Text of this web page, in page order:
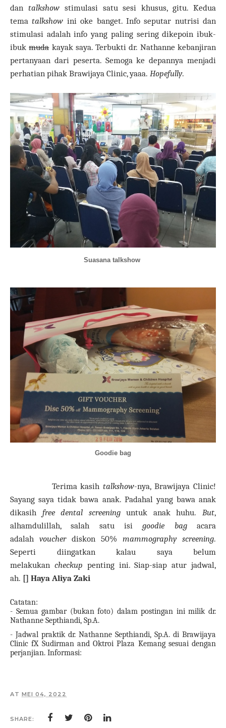
dan talkshow stimulasi satu sesi khusus, gitu. Kedua
tematalkshow ini oke banget. Info seputar nutrisi dan
stimulasi adalah info yang paling sering dikepoin ibuk-
ibukmudakayak saya. Terbukti dr. Nathanne kebanjiran
pertanyaan dari peserta. Semoga ke depannya menjadi
perhatian pihak Brawijaya Clinic, yaaa. Hopefully.
Suasana talkshow
Goodie bag
Terima kasihtalkshow-nya, Brawijaya Clinic!
Sayang saya tidak bawa anak. Padahal yang bawa anak
dikasih free dental screeninguntuk anak huhu.But,
alhamdulillah, salah satu isigoodie bagacara
adalah voucherdiskon 50% mammography screening.
Seperti diingatkan kalau saya belum
melakukan checkup penting ini. Siap-siap atur jadwal,
ah. [] Haya Aliya Zaki
Catatan:
- Semua gambar (bukan foto) dalam postingan ini milik dr.
Nathanne Septhiandi, Sp.A.
- Jadwal praktik dr. Nathanne Septhiandi, Sp.A. di Brawijaya
Clinic fX Sudirman and Oktroi Plaza Kemang sesuai dengan
perjanjian. Informasi:
AT MEI 04, 2022
SHARE: